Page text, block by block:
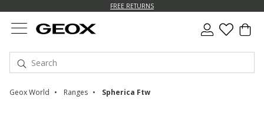
FREE RETURNS
Geox World Ranges Spherica Ftw